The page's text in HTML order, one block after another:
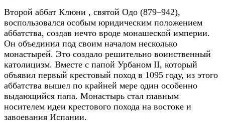
Второй аббат Клюни , святой Одо (879–942),
воспользовался особым юридическим положением
аббатства, создав нечто вроде монашеской империи.
Он объединил под своим началом несколько
монастырей. Это создало решительно воинственный
католицизм. Вместе с папой Урбаном II, который
объявил первый крестовый поход в 1095 году, из этого
аббатства вышел по крайней мере один особенно
выдающийся папа. Монастырь стал главным
носителем идеи крестового похода на востоке и
завоевания Испании.